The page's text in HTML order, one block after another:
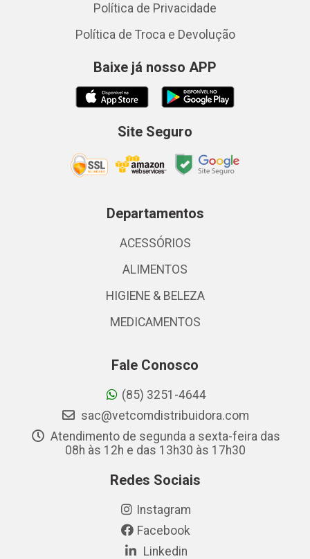
Política de Privacidade
Política de Troca e Devolução
Baixe já nosso APP
Site Seguro
Departamentos
ACESSÓRIOS
ALIMENTOS
HIGIENE & BELEZA
MEDICAMENTOS
Fale Conosco
(85) 3251-4644
sac@vetcomdistribuidora.com
Atendimento de segunda a sexta-feira das
08h às 12h e das 13h30 às 17h30
Redes Sociais
Instagram
Facebook
Linkedin